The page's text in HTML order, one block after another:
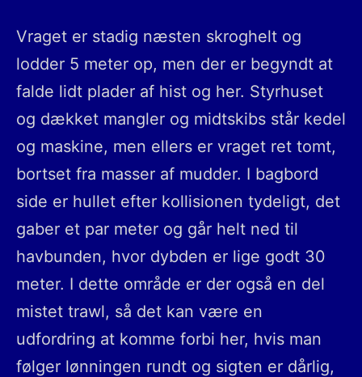
Vraget er stadig næsten skroghelt og
lodder 5 meter op, men der er begyndt at
falde lidt plader af hist og her. Styrhuset
og dækket mangler og midtskibs står kedel
og maskine, men ellers er vraget ret tomt,
bortset fra masser af mudder. I bagbord
side er hullet efter kollisionen tydeligt, det
gaber et par meter og går helt ned til
havbunden, hvor dybden er lige godt 30
meter. I dette område er der også en del
mistet trawl, så det kan være en
udfordring at komme forbi her, hvis man
følger lønningen rundt og sigten er dårlig,